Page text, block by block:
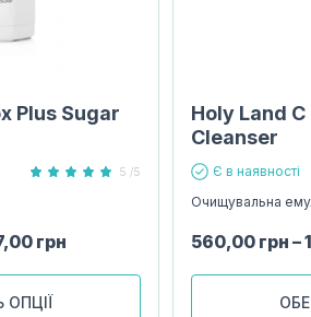
Plus Sugar
5 /5
грн
ОПЦІЇ
Holy Land
Cleanser
Є в наявності
Очищувальна
560,00 грн –